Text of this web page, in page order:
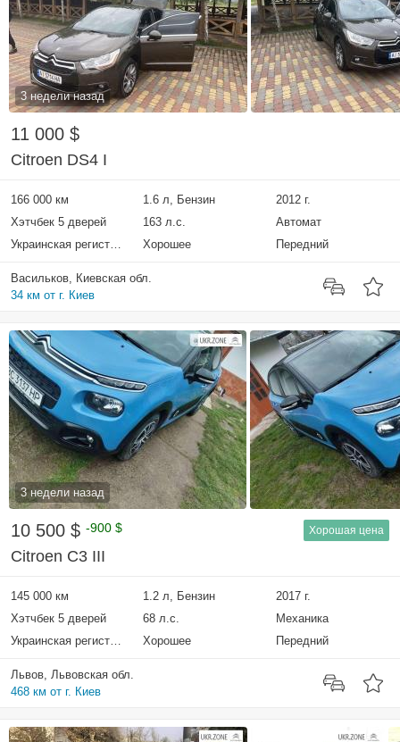
3 недели назад
11 000 $
Citroen DS4 I
166 000 км 1.6 л, Бензин
2012 г.
Хэтчбек 5 дверей
163 л.с.
Автомат
Украинская регистрация
Хорошее Передний
Васильков, Киевская обл.
34 км от г. Киев
3 недели назад
10 500 $ -900 $ Хорошая цена
Citroen C3 III
145 000 км 1.2 л, Бензин
2017 г.
Хэтчбек 5 дверей
68 л.с.
Механика
Украинская регистрация
Хорошее Передний
Львов, Львовская обл.
468 км от г. Киев